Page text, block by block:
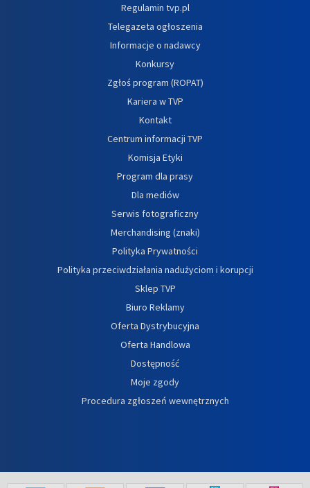
Regulamin tvp.pl
Telegazeta ogłoszenia
Informacje o nadawcy
Konkursy
Zgłoś program (ROPAT)
Kariera w TVP
Kontakt
Centrum informacji TVP
Komisja Etyki
Program dla prasy
Dla mediów
Serwis fotograficzny
Merchandising (znaki)
Polityka Prywatności
Polityka przeciwdziałania nadużyciom i korupcji
Sklep TVP
Biuro Reklamy
Oferta Dystrybucyjna
Oferta Handlowa
Dostępność
Moje zgody
Procedura zgłoszeń wewnętrznych